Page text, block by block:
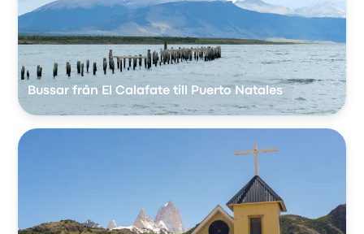
Bussar från El Calafate till Puerto Natales